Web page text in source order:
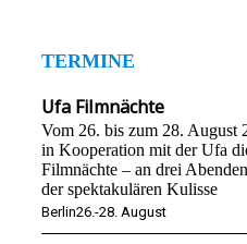
TERMINE
Ufa Filmnächte
Vom 26. bis zum 28. August
in Kooperation mit der Ufa
Filmnächte – an drei
der spektakulären Kulisse
Berlin26.-28. August